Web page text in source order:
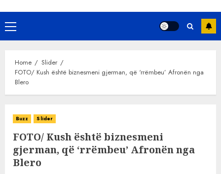
Primary
Menu
Home
Slider
FOTO/ Kush është biznesmeni gjerman, që ‘rrëmbeu’ Afronën nga
Blero
Buzz Slider
FOTO/ Kush është biznesmeni
gjerman, që ‘rrëmbeu’ Afronën nga
Blero